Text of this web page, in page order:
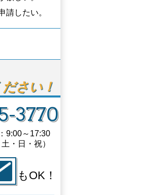
請したい。
さい！
3770
9:00～17:30
土・日・祝）
もOK！